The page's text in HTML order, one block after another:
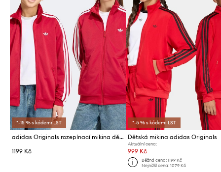
*-15 % s kódem: LST
adidas Originals rozepínací mikina dětská
1199 Kč
*-5 % s kódem: LST
Dětská mikina adidas Originals
Aktuální cena:
999 Kč
Běžná cena: 1199 Kč
Nejnižší cena: 1079 Kč